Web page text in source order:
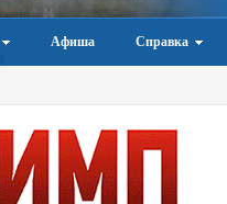
Афиша Справка